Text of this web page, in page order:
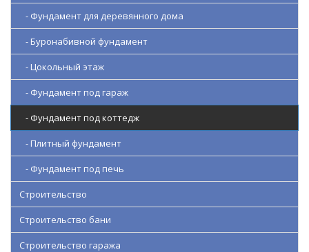
- Фундамент для деревянного дома
- Буронабивной фундамент
- Цокольный этаж
- Фундамент под гараж
- Фундамент под коттедж
- Плитный фундамент
- Фундамент под печь
Строительство
Строительство бани
Строительство гаража